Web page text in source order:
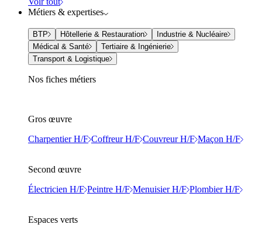
Métiers & expertises
BTP Hôtellerie & Restauration
Industrie & Nucléaire
Médical & Santé
Tertiaire & Ingénierie
Transport & Logistique
Nos fiches métiers
Gros œuvre
Charpentier H/F Coffreur H/F Couvreur H/F Maçon H/F
Second œuvre
Électricien H/F Peintre H/F Menuisier H/F Plombier H/F
Espaces verts